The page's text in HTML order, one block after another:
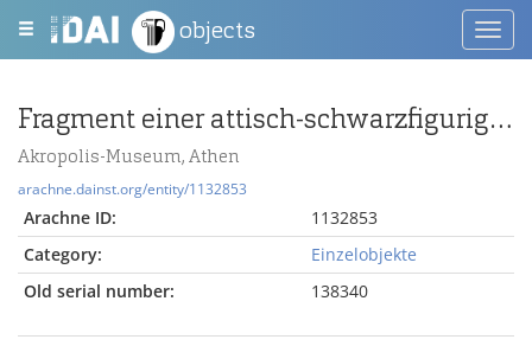
objects
Fragment einer attisch-schwarzfigurigen Schale mit Reiter
Akropolis-Museum, Athen
arachne.dainst.org/entity/1132853
Arachne ID:
1132853
Category:
Einzelobjekte
Old serial number:
138340